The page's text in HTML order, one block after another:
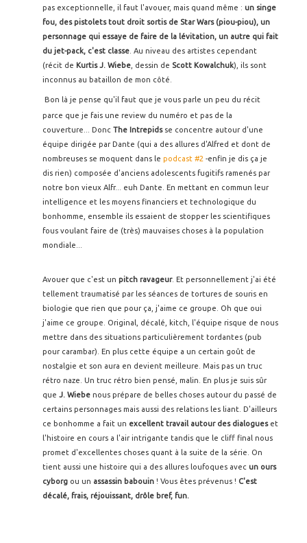
pas exceptionnelle, il faut l'avouer, mais quand même : un singe
fou, des pistolets tout droit sortis de Star Wars (piou-piou), un
personnage qui essaye de faire de la lévitation, un autre qui fait
du jet-pack, c'est classe . Au niveau des artistes cependant
(récit de Kurtis J. Wiebe , dessin de Scott Kowalchuk), ils sont
inconnus au bataillon de mon côté.
Bon là je pense qu'il faut que je vous parle un peu du récit
parce que je fais une review du numéro et pas de la
couverture... Donc The Intrepidsse concentre autour d'une
équipe dirigée par Dante (qui a des allures d'Alfred et dont de
nombreuses se moquent dans le podcast #2 -enfin je dis ça je
dis rien) composée d'anciens adolescents fugitifs ramenés par
notre bon vieux Alfr... euh Dante. En mettant en commun leur
intelligence et les moyens financiers et technologique du
bonhomme, ensemble ils essaient de stopper les scientifiques
fous voulant faire de (très) mauvaises choses à la population
mondiale...
Avouer que c'est un pitch ravageur. Et personnellement j'ai été
tellement traumatisé par les séances de tortures de souris en
biologie que rien que pour ça, j'aime ce groupe. Oh que oui
j'aime ce groupe. Original, décalé, kitch, l'équipe risque de nous
mettre dans des situations particulièrement tordantes (pub
pour carambar). En plus cette équipe a un certain goût de
nostalgie et son aura en devient meilleure. Mais pas un truc
rétro naze. Un truc rétro bien pensé, malin. En plus je suis sûr
que J. Wiebe nous prépare de belles choses autour du passé de
certains personnages mais aussi des relations les liant. D'ailleurs
ce bonhomme a fait un excellent travail autour des dialogueset
l'histoire en cours a l'air intrigante tandis que le cliff final nous
promet d'excellentes choses quant à la suite de la série. On
tient aussi une histoire qui a des allures loufoques avec un ours
cyborg ou un assassin babouin ! Vous êtes prévenus ! C'est
décalé, frais, réjouissant, drôle bref, fun.